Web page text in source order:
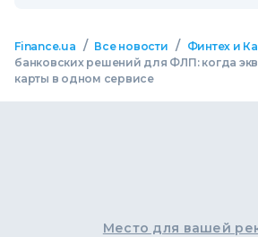
Finance.ua / Все новости / Финтех и
банковских решений для ФЛП: когда
карты в одном сервисе
Место для вашей